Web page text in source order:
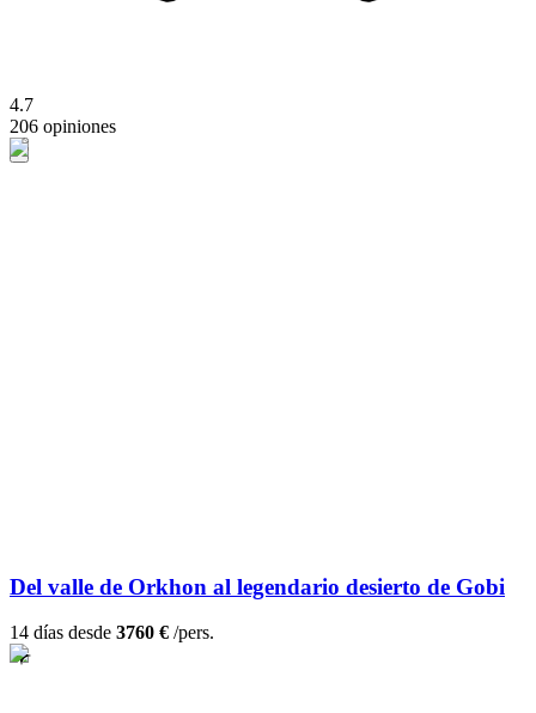
4.7
206 opiniones
Del valle de Orkhon al legendario desierto de Gobi
14 días desde 3760 € /pers.